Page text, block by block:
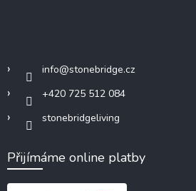
info@stonebridge.cz
+420 725 512 084
stonebridgeliving
Přijímáme online platby